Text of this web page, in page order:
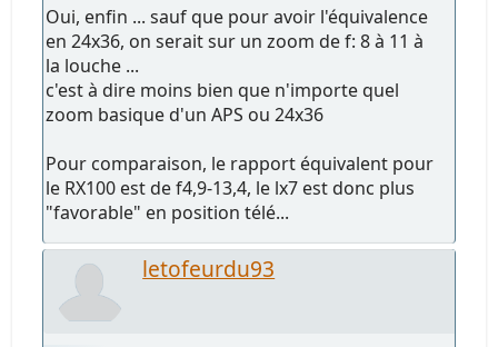
Oui, enfin ... sauf que pour avoir l'équivalence
en 24x36, on serait sur un zoom de f: 8 à 11 à
la louche ...
c'est à dire moins bien que n'importe quel
zoom basique d'un APS ou 24x36
Pour comparaison, le rapport équivalent pour
le RX100 est de f4,9-13,4, le lx7 est donc plus
"favorable" en position télé...
letofeurdu93